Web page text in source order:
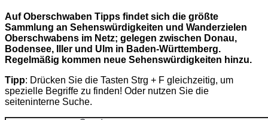
Auf Oberschwaben Tipps findet sich die größte
Sammlung an Sehenswürdigkeiten und Wanderzielen
Oberschwabens im Netz; gelegen zwischen Donau,
Bodensee, Iller und Ulm in Baden-Württemberg.
Regelmäßig kommen neue Sehenswürdigkeiten hinzu.
Tipp: Drücken Sie die Tasten Strg + F gleichzeitig, um
spezielle Begriffe zu finden! Oder nutzen Sie die
seiteninterne Suche.